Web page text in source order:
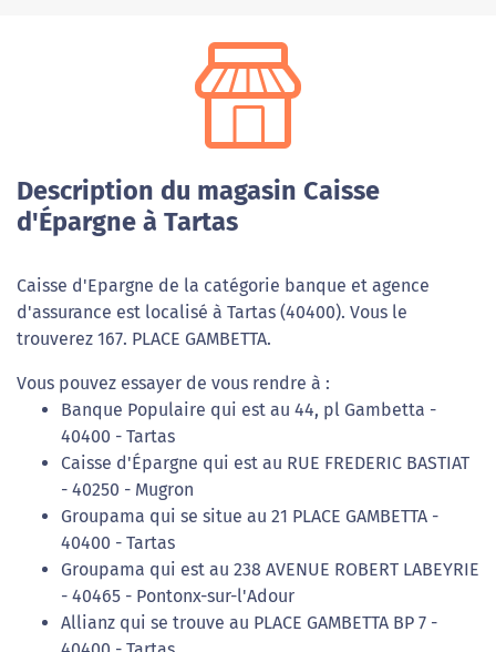
Description du magasin Caisse
d'Épargne à Tartas
Caisse d'Epargne de la catégorie banque et agence
d'assurance est localisé à Tartas (40400). Vous le
trouverez 167. PLACE GAMBETTA.
Vous pouvez essayer de vous rendre à :
Banque Populaire qui est au 44, pl Gambetta -
40400 - Tartas
Caisse d'Épargne qui est au RUE FREDERIC BASTIAT
- 40250 - Mugron
Groupama qui se situe au 21 PLACE GAMBETTA -
40400 - Tartas
Groupama qui est au 238 AVENUE ROBERT LABEYRIE
- 40465 - Pontonx-sur-l'Adour
Allianz qui se trouve au PLACE GAMBETTA BP 7 -